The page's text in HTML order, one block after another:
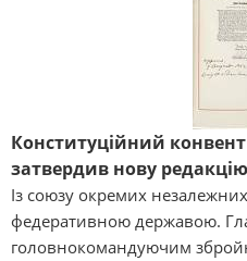
Конституційний конвент
затвердив нову
Із союзу окремих
федеративною державою.
головнокомандуючим